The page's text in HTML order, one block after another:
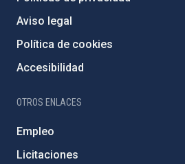
Aviso legal
Política de cookies
Accesibilidad
OTROS ENLACES
Empleo
Licitaciones